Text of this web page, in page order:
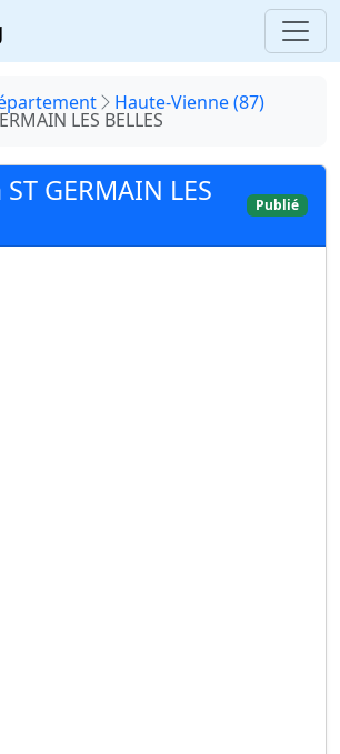
Haute-Vienne (87)
LES BELLES
GERMAIN LES
Publié